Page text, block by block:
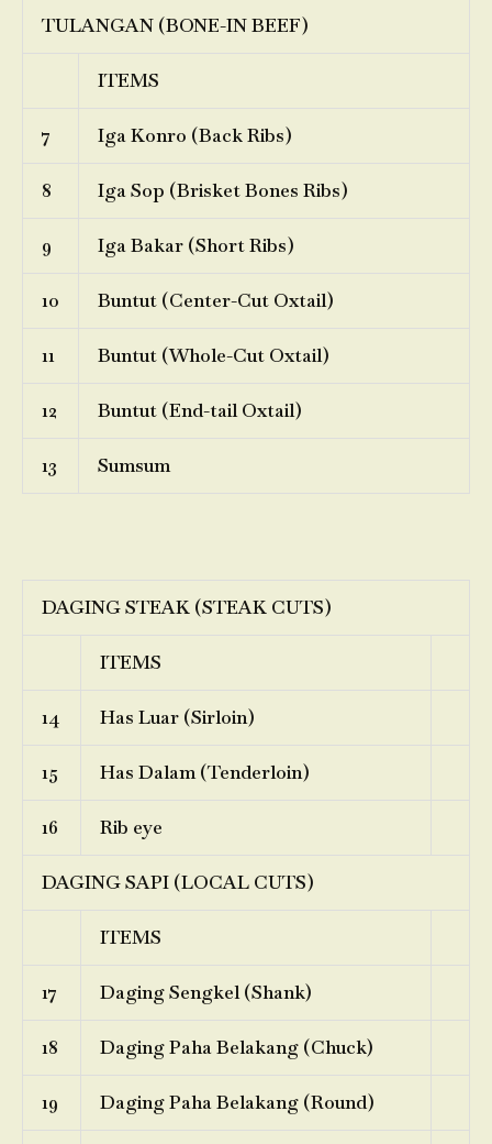
TULANGAN (BONE-IN BEEF)
ITEMS
7 Iga Konro (Back Ribs)
8 Iga Sop (Brisket Bones Ribs)
9 Iga Bakar (Short Ribs)
10 Buntut (Center-Cut Oxtail)
11 Buntut (Whole-Cut Oxtail)
12 Buntut (End-tail Oxtail)
13 Sumsum
DAGING STEAK (STEAK CUTS)
ITEMS
14 Has Luar (Sirloin)
15 Has Dalam (Tenderloin)
16 Rib eye
DAGING SAPI (LOCAL CUTS)
ITEMS
17 Daging Sengkel (Shank)
18 Daging Paha Belakang (Chuck)
19 Daging Paha Belakang (Round)